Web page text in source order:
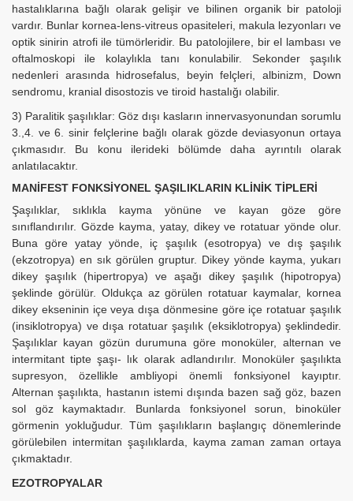
hastalıklarına bağlı olarak gelişir ve bilinen organik bir patoloji
vardır. Bunlar kornea-lens-vitreus opasiteleri, makula lezyonları ve
optik sinirin atrofi ile tümörleridir. Bu patolojilere, bir el lambası ve
oftalmoskopi ile kolaylıkla tanı konulabilir. Sekonder şaşılık
nedenleri arasında hidrosefalus, beyin felçleri, albinizm, Down
sendromu, kranial disostozis ve tiroid hastalığı olabilir.
3) Paralitik şaşılıklar: Göz dışı kasların innervasyonundan sorumlu
3.,4. ve 6. sinir felçlerine bağlı olarak gözde deviasyonun ortaya
çıkmasıdır. Bu konu ilerideki bölümde daha ayrıntılı olarak
anlatılacaktır.
MANİFEST FONKSİYONEL ŞAŞILIKLARIN KLİNİK TİPLERİ
Şaşılıklar, sıklıkla kayma yönüne ve kayan göze göre
sınıflandırılır. Gözde kayma, yatay, dikey ve rotatuar yönde olur.
Buna göre yatay yönde, iç şaşılık (esotropya) ve dış şaşılık
(ekzotropya) en sık görülen gruptur. Dikey yönde kayma, yukarı
dikey şaşılık (hipertropya) ve aşağı dikey şaşılık (hipotropya)
şeklinde görülür. Oldukça az görülen rotatuar kaymalar, kornea
dikey ekseninin içe veya dışa dönmesine göre içe rotatuar şaşılık
(insiklotropya) ve dışa rotatuar şaşılık (eksiklotropya) şeklindedir.
Şaşılıklar kayan gözün durumuna göre monoküler, alternan ve
intermitant tipte şaşı- lık olarak adlandırılır. Monoküler şaşılıkta
supresyon, özellikle ambliyopi önemli fonksiyonel kayıptır.
Alternan şaşılıkta, hastanın istemi dışında bazen sağ göz, bazen
sol göz kaymaktadır. Bunlarda fonksiyonel sorun, binoküler
görmenin yokluğudur. Tüm şaşılıkların başlangıç dönemlerinde
görülebilen intermitan şaşılıklarda, kayma zaman zaman ortaya
çıkmaktadır.
EZOTROPYALAR